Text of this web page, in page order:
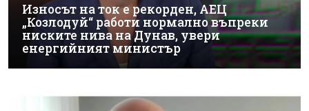
Износът на ток е рекорден, АЕЦ
„Козлодуй“ работи нормално въпреки
ниските нива на Дунав, увери
енергийният министър